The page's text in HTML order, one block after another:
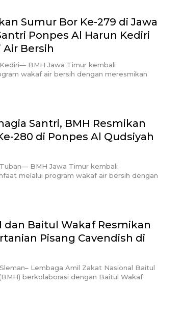
Sumur Bor Ke-279 di Jawa
Ponpes Al Harun Kediri
Bersih
BMH Jawa Timur kembali
wakaf air bersih dengan meresmikan
Santri, BMH Resmikan
280 di Ponpes Al Qudsiyah
BMH Jawa Timur kembali
melalui program wakaf air bersih dengan
dan Baitul Wakaf Resmikan
Pisang Cavendish di
Lembaga Amil Zakat Nasional Baitul
berkolaborasi dengan Baitul Wakaf